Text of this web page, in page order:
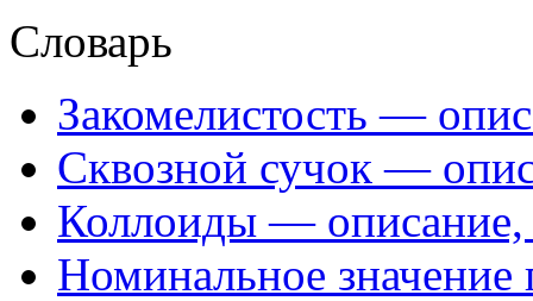
Словарь
Закомелистость —
Сквозной сучок —
Коллоиды — описание,
Номинальное значение